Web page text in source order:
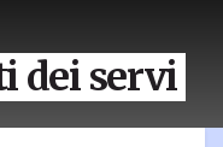
dei servi